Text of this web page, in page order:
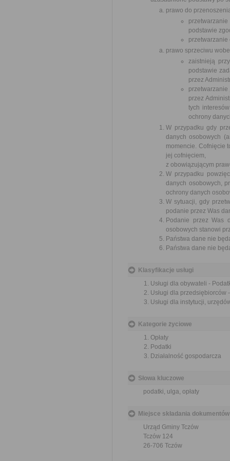
prawo do
podstawie
przetwarzanie
prawo sprzeciwu
zaistnieją
podstawie
przez
przez
tych
ochrony
W przypadku gdy
danych osobowych
momencie. Cofnięcie
jej cofnięciem,
z obowiązującym
W przypadku
danych osobowych,
ochrony danych
W sytuacji, gdy
podanie przez Was
Podanie przez Was
osobowych stanowi
Państwa dane nie
Państwa dane nie
Klasyfikacje usługi
Usługi dla obywateli -
Usługi dla przedsiębiorców
Usługi dla instytucji,
Kategorie życiowe
Opłaty
Podatki
Działalność gospodarcza
Słowa kluczowe
podatki, ulga, opłaty
Miejsce składania dokumentów
Urząd Gminy Tczów
Tczów 124
26-706 Tczów